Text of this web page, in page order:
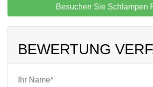
Besuchen Sie Schlampen
BEWERTUNG
Ihr Name*